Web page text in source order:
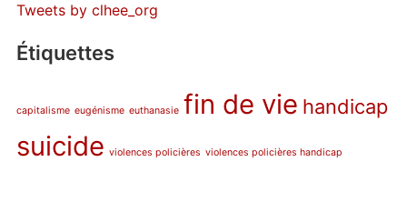
Tweets by clhee_org
Étiquettes
capitalisme eugénisme euthanasie fin de vie handicap
suicide violences policières violences policières handicap